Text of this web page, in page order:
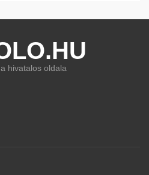
hivatalos oldala